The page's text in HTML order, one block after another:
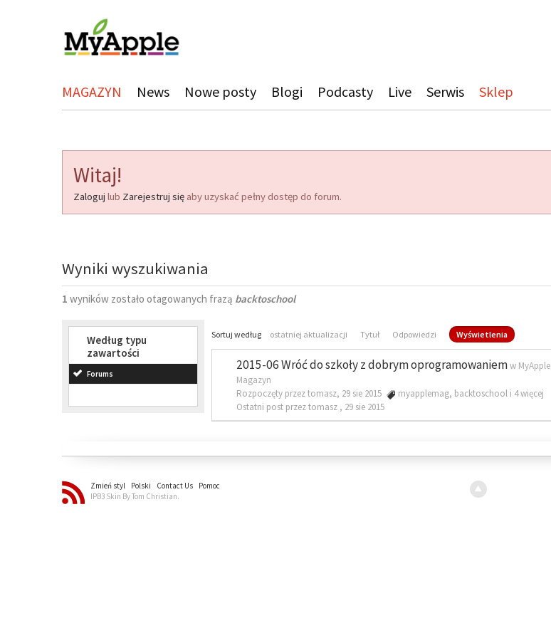
MAGAZYN News Nowe posty Blogi Podcasty Live Serwis Sklep
Witaj!
Zaloguj lub Zarejestruj się aby uzyskać pełny dostęp do forum.
Wyniki wyszukiwania
1 wyników zostało otagowanych frazą backtoschool
Według typu
zawartości
Forums
Sortuj według ostatniej aktualizacji Tytuł Odpowiedzi Wyświetlenia
2015-06 Wróć do szkoły z dobrym oprogramowaniemw MyApple
Magazyn
Rozpoczęty przez tomasz, 29 sie 2015
myapplemag, backtoschool i 4 więcej
Ostatni post przez tomasz , 29 sie 2015
Zmień styl Polski Contact Us
Pomoc
IPB3 Skin By Tom Christian.